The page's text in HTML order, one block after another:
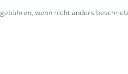
wenn nicht anders